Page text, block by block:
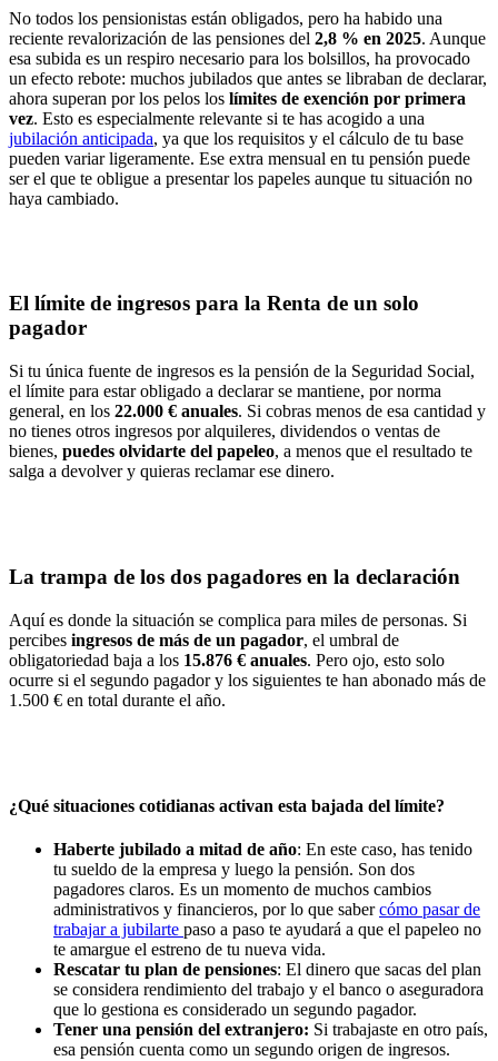
No todos los pensionistas están obligados, pero ha habido una
reciente revalorización de las pensiones del 2,8 % en 2025. Aunque
esa subida es un respiro necesario para los bolsillos, ha provocado
un efecto rebote: muchos jubilados que antes se libraban de declarar,
ahora superan por los pelos los límites de exención por primera
vez. Esto es especialmente relevante si te has acogido a una
jubilación anticipada, ya que los requisitos y el cálculo de tu base
pueden variar ligeramente. Ese extra mensual en tu pensión puede
ser el que te obligue a presentar los papeles aunque tu situación no
haya cambiado.
El límite de ingresos para la Renta de un solo
pagador
Si tu única fuente de ingresos es la pensión de la Seguridad Social,
el límite para estar obligado a declarar se mantiene, por norma
general, en los 22.000 € anuales. Si cobras menos de esa cantidad y
no tienes otros ingresos por alquileres, dividendos o ventas de
bienes, puedes olvidarte del papeleo, a menos que el resultado te
salga a devolver y quieras reclamar ese dinero.
La trampa de los dos pagadores en la declaración
Aquí es donde la situación se complica para miles de personas. Si
percibes ingresos de más de un pagador, el umbral de
obligatoriedad baja a los 15.876 € anuales. Pero ojo, esto solo
ocurre si el segundo pagador y los siguientes te han abonado más de
1.500 € en total durante el año.
¿Qué situaciones cotidianas activan esta bajada del límite?
Haberte jubilado a mitad de año: En este caso, has tenido
tu sueldo de la empresa y luego la pensión. Son dos
pagadores claros. Es un momento de muchos cambios
administrativos y financieros, por lo que sabercómo pasar de
trabajar a jubilarte paso a paso te ayudará a que el papeleo no
te amargue el estreno de tu nueva vida.
Rescatar tu plan de pensiones: El dinero que sacas del plan
se considera rendimiento del trabajo y el banco o aseguradora
que lo gestiona es considerado un segundo pagador.
Tener una pensión del extranjero: Si trabajaste en otro país,
esa pensión cuenta como un segundo origen de ingresos.